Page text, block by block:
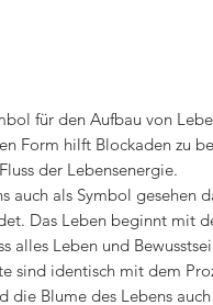
für den Aufbau von
Form hilft Blockaden zu
der Lebensenergie.
auch als Symbol gesehen
Das Leben beginnt mit
alles Leben und
sind identisch mit dem
die Blume des Lebens